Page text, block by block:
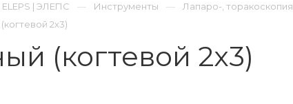
| ЭЛЕПС Инструменты Лапаро-, торакоскопия
2х3)
(когтевой 2х3)